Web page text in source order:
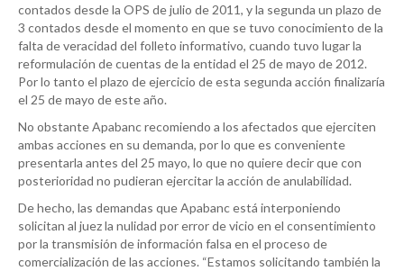
contados desde la OPS de julio de 2011, y la segunda un plazo de
3 contados desde el momento en que se tuvo conocimiento de la
falta de veracidad del folleto informativo, cuando tuvo lugar la
reformulación de cuentas de la entidad el 25 de mayo de 2012.
Por lo tanto el plazo de ejercicio de esta segunda acción finalizaría
el 25 de mayo de este año.
No obstante Apabanc recomiendo a los afectados que ejerciten
ambas acciones en su demanda, por lo que es conveniente
presentarla antes del 25 mayo, lo que no quiere decir que con
posterioridad no pudieran ejercitar la acción de anulabilidad.
De hecho, las demandas que Apabanc está interponiendo
solicitan al juez la nulidad por error de vicio en el consentimiento
porla transmisión de información falsa en el proceso de
comercialización de las acciones. “Estamos solicitando también la